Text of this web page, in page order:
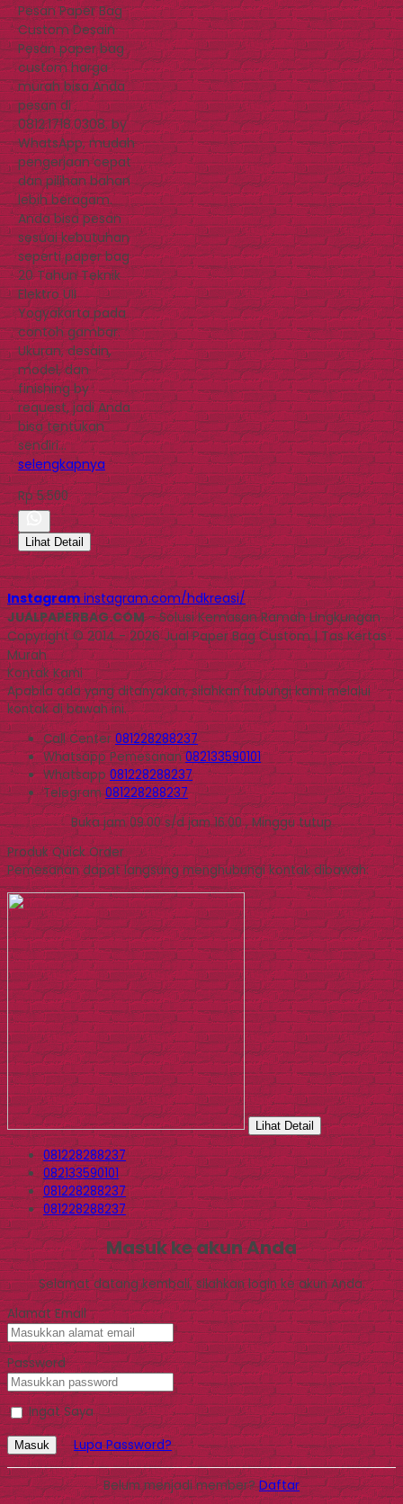
Pesan Paper Bag
Custom Desain
Pesan paper bag
custom harga
murah bisa Anda
pesan di
0812.1718.0308. by
WhatsApp, mudah
pengerjaan cepat
dan pilihan bahan
lebih beragam.
Anda bisa pesan
sesuai kebutuhan
seperti paper bag
20 Tahun Teknik
Elektro UII
Yogyakarta pada
contoh gambar.
Ukuran, desain,
model, dan
finishing by
request, jadi Anda
bisa tentukan
sendiri…
selengkapnya
Rp 5.500
Lihat Detail
Instagram instagram.com/hdkreasi/
JUALPAPERBAG.COM- Solusi Kemasan Ramah Lingkungan
Copyright © 2014 - 2026 Jual Paper Bag Custom | Tas Kertas
Murah
Kontak Kami
Apabila ada yang ditanyakan, silahkan hubungi kami melalui
kontak di bawah ini.
Call Center081228288237
WhatsappPemesanan 082133590101
Whatsapp081228288237
Telegram081228288237
Buka jam 09.00 s/d jam 16.00 , Minggu tutup
Produk Quick Order
Pemesanan dapat langsung menghubungi kontak dibawah:
Lihat Detail
081228288237
082133590101
081228288237
081228288237
Masuk ke akun Anda
Selamat datang kembali, silahkan login ke akun Anda.
Alamat Email
Password
Ingat Saya
Masuk Lupa Password?
Belum menjadi member?Daftar